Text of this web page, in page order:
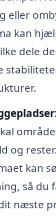
eller
kan
dele
og rester.
kan
så du
næste